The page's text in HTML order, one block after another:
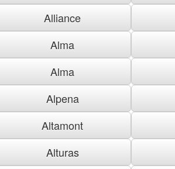
Alliance
Alma
Alma
Alpena
Altamont
Alturas